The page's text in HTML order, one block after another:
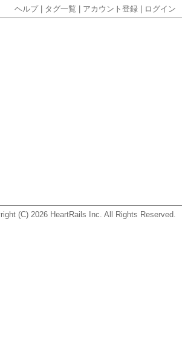
ヘルプ| タグ一覧 アカウント登録
ログイン
(C) 2026 HeartRails Inc. All Rights Reserved.